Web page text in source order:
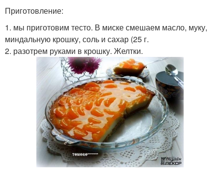
Приготовление:
1. мы приготовим тесто. В миске смешаем масло, муку,
миндальную крошку, соль и сахар (25 г.
2. разотрем руками в крошку. Желтки.